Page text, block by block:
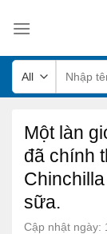
kiếm:
Một làn
đã chính
sữa.
Cập nhật ngày: